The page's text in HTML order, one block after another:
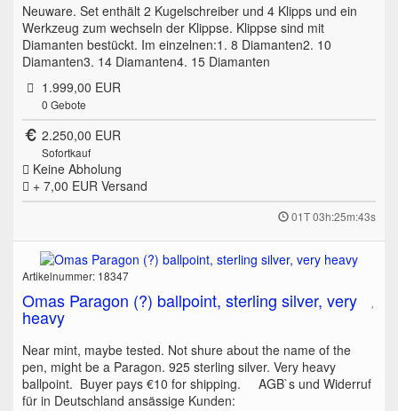
Neuware. Set enthält 2 Kugelschreiber und 4 Klipps und ein
Werkzeug zum wechseln der Klippse. Klippse sind mit
Diamanten bestückt. Im einzelnen:1. 8 Diamanten2. 10
Diamanten3. 14 Diamanten4. 15 Diamanten
1.999,00 EUR
0 Gebote
2.250,00 EUR
Sofortkauf
Keine Abholung
+ 7,00 EUR Versand
01T 03h:25m:43s
Artikelnummer: 18347
Omas Paragon (?) ballpoint, sterling silver, very
heavy
Near mint, maybe tested. Not shure about the name of the
pen, might be a Paragon. 925 sterling silver. Very heavy
ballpoint. Buyer pays €10 for shipping. AGB`s und Widerruf
für in Deutschland ansässige Kunden: